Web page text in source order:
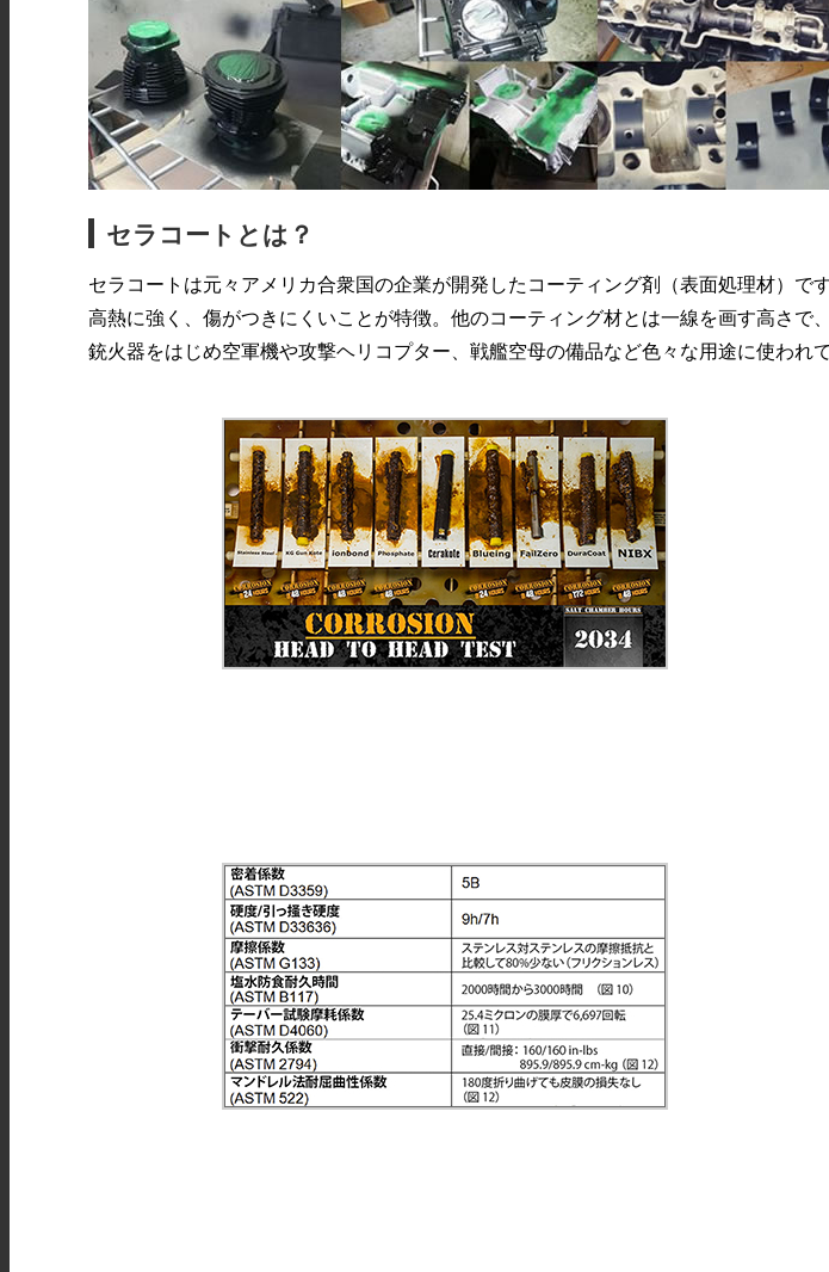
セラコートとは？
セラコートは元々アメリカ合衆国の企業が開発したコーティング剤（表面処理材）です
高熱に強く、傷がつきにくいことが特徴。他のコーティング材とは一線を画す高さで
銃火器をはじめ空軍機や攻撃ヘリコプター、戦艦空母の備品など色々な用途に使われて